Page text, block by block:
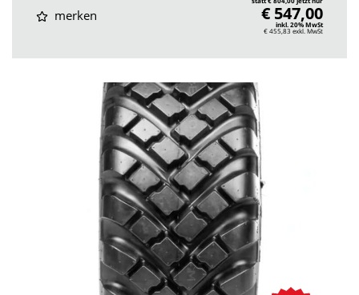
merken € 547,00
inkl. 20% MwSt
€ 455,83 exkl. MwSt